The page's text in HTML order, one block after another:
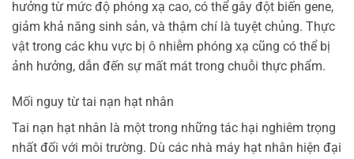
hưởng từ mức độ phóng xạ cao, có thể gây đột biến gene,
giảm khả năng sinh sản, và thậm chí là tuyệt chủng. Thực
vật trong các khu vực bị ô nhiễm phóng xạ cũng có thể bị
ảnh hưởng, dẫn đến sự mất mát trong chuỗi thực phẩm.
Mối nguy từ tai nạn hạt nhân
Tai nạn hạt nhân là một trong những tác hại nghiêm trọng
nhất đối với môi trường. Dù các nhà máy hạt nhân hiện đại